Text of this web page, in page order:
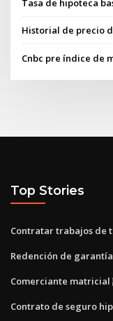
Tasa de hipoteca
Historial de precio
Cnbc pre índice de
Top Stories
Contratar trabajos de
Redención de
Comerciante matricial
Contrato de seguro